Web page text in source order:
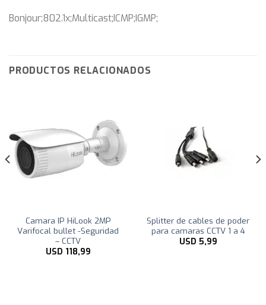
Bonjour;802.1x;Multicast;ICMP;IGMP;
PRODUCTOS RELACIONADOS
Camara IP HiLook 2MP
Varifocal bullet -Seguridad
– CCTV
USD 118,99
Splitter de cables de poder
para camaras CCTV 1 a 4
USD 5,99